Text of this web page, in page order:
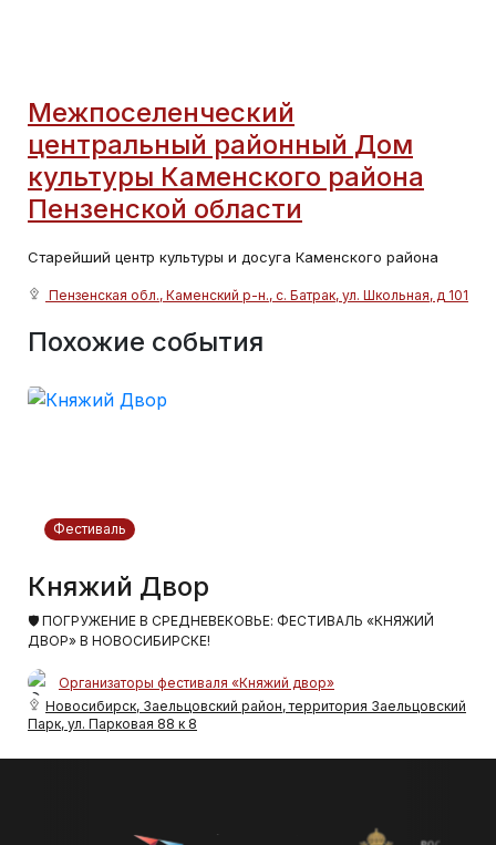
Межпоселенческий
центральный районный Дом
культуры Каменского района
Пензенской области
Старейший центр культуры и досуга Каменского района
Пензенская обл., Каменский р-н., с. Батрак, ул. Школьная, д 101
Похожие события
Фестиваль
Княжий Двор
🛡 ПОГРУЖЕНИЕ В СРЕДНЕВЕКОВЬЕ: ФЕСТИВАЛЬ «КНЯЖИЙ
ДВОР» В НОВОСИБИРСКЕ!
Организаторы фестиваля «Княжий двор»
Новосибирск, Заельцовский район, территория Заельцовский
Парк, ул. Парковая 88 к 8